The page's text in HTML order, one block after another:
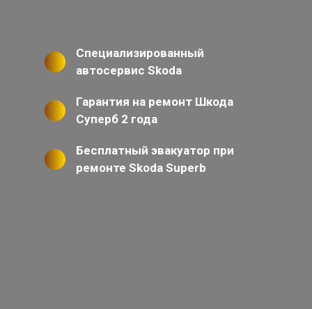
Специализированный
автосервис Skoda
Гарантия на ремонт Шкода
Суперб 2 года
Бесплатный эвакуатор при
ремонте Skoda Superb